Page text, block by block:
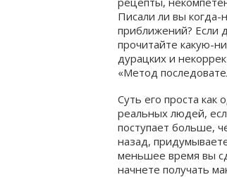
Писали ли вы когда-
приближений? Если
прочитайте какую-
дурацких и
«Метод
Суть его проста
реальных людей,
поступает больше,
назад,
меньшее время вы
начнете получать